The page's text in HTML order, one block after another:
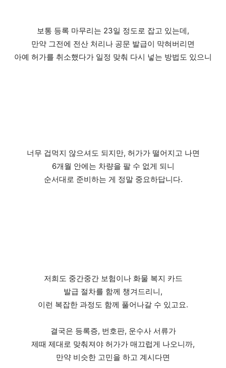
보통 등록 마무리는 23일 정도로 잡고 있는데,
만약 그전에 전산 처리나 공문 발급이 막혀버리면
아예 허가를 취소했다가 일정 맞춰 다시 넣는 방법도 있으니
너무 겁먹지 않으셔도 되지만, 허가가 떨어지고 나면
6개월 안에는 차량을 팔 수 없게 되니
순서대로 준비하는 게 정말 중요하답니다.
저희도 중간중간 보험이나 화물 복지 카드
발급 절차를 함께 챙겨드리니,
이런 복잡한 과정도 함께 풀어나갈 수 있고요.
결국은 등록증, 번호판, 운수사 서류가
제때 제대로 맞춰져야 허가가 매끄럽게 나오니까,
만약 비슷한 고민을 하고 계시다면